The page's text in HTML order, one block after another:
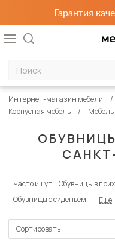
Гарантия
Интернет-магазин мебели
Корпусная мебель
Часто ищут: Обувницы в
Обувницы с сиденьем
Еще
Сортировать